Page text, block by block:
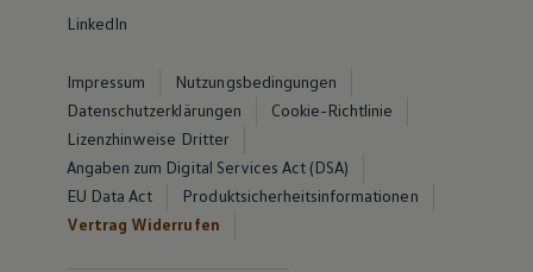
LinkedIn
Impressum
Nutzungsbedingungen
Datenschutzerklärungen
Cookie-Richtlinie
Lizenzhinweise Dritter
Angaben zum Digital Services Act (DSA)
EU Data Act
Produktsicherheitsinformationen
Vertrag Widerrufen